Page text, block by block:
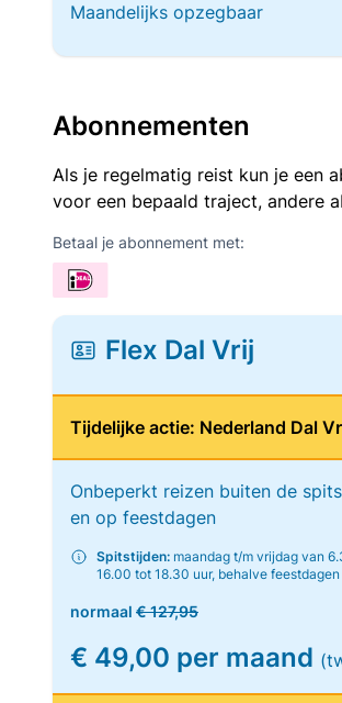
Maandelijks opzegbaar
Abonnementen
Als je regelmatig reist kun je een
voor een bepaald traject, andere
Betaal je abonnement met:
Flex Dal Vrij
Tijdelijke actie: Nederland Dal
Onbeperkt reizen buiten de
en op feestdagen
Spitstijden: maandag t/m vrijdag van
16.00 tot 18.30 uur, behalve feestdagen
normaal € 127,95
€ 49,00 per maand